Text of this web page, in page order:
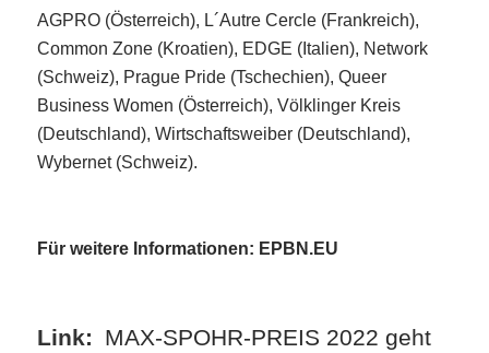
AGPRO (Österreich), L´Autre Cercle (Frankreich),
Common Zone (Kroatien), EDGE (Italien), Network
(Schweiz), Prague Pride (Tschechien), Queer
Business Women (Österreich), Völklinger Kreis
(Deutschland), Wirtschaftsweiber (Deutschland),
Wybernet (Schweiz).
Für weitere Informationen: EPBN.EU
MAX-SPOHR-PREIS 2022 geht